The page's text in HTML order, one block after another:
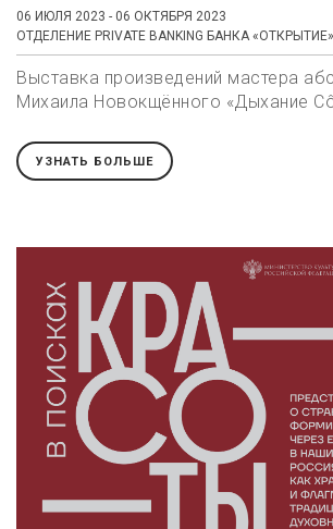
06 ИЮЛЯ 2023 - 06 ОКТЯБРЯ 2023
ОТДЕЛЕНИЕ PRIVATE BANKING БАНКА «ОТКРЫТИЕ»
Выставка произведений мастера
Михаила Новокщённого «Дыхание
УЗНАТЬ БОЛЬШЕ